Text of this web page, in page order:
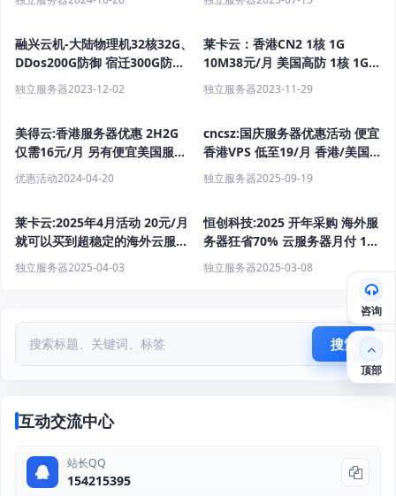
融兴云机-大陆物理机32核32G、
DDos200G防御 宿迁300G防
御，云机低至28元
独立服务器2023-12-02
莱卡云：香港CN2 1核 1G
10M38元/月 美国高防 1核 1G
50M 40元/月
独立服务器2023-11-29
美得云:香港服务器优惠 2H2G
仅需16元/月 另有便宜美国服务
器 便宜国内服务器 便宜高防服
务器出售
优惠活动2024-04-20
cncsz:国庆服务器优惠活动 便宜
香港VPS 低至19/月 香港/美国
站群服务器首月半价 物理机
399/月起
独立服务器2025-09-19
莱卡云:2025年4月活动 20元/月
就可以买到超稳定的海外云服务
器 高防云服务器
独立服务器2025-04-03
恒创科技:2025 开年采购 海外服
务器狂省70% 云服务器月付 13
元起 可选香港/日本/美国 CN2
独立服务器2025-03-08
搜索
互动交流中心
站长QQ
154215395
咨询
顶部